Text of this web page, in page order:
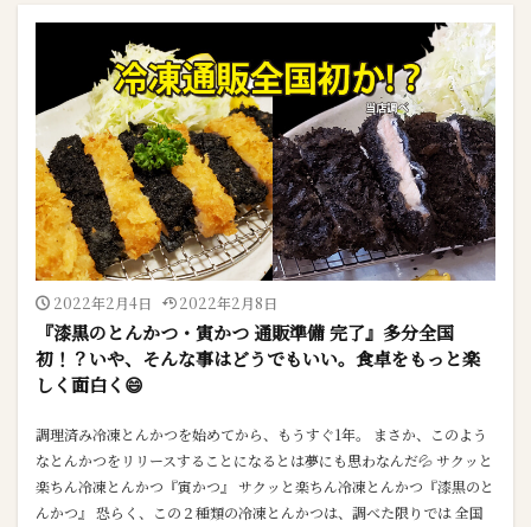
2022年2月4日 2022年2月8日
『漆黒のとんかつ・寅かつ 通販準備 完了』多分全国
初！？いや、そんな事はどうでもいい。食卓をもっと楽
しく面白く😄
調理済み冷凍とんかつを始めてから、もうすぐ1年。 まさか、このよう
なとんかつをリリースすることになるとは夢にも思わなんだ💦 サクッと
楽ちん冷凍とんかつ『寅かつ』 サクッと楽ちん冷凍とんかつ『漆黒のと
んかつ』 恐らく、この２種類の冷凍とんかつは、調べた限りでは 全国